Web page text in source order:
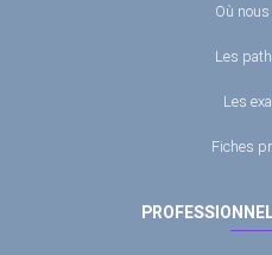
Où
Les
Les
Fiches